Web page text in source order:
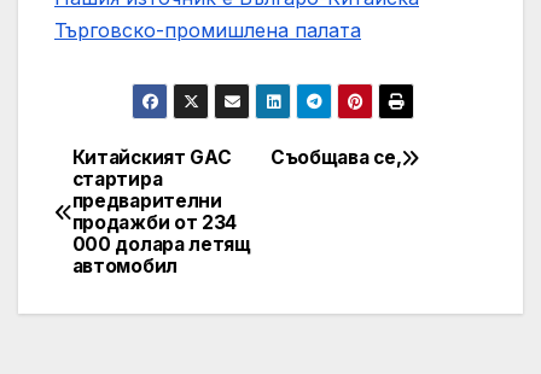
Търговско-промишлена палaта
Post
navigation
Съобщава се,
Китайският GAC
стартира
предварителни
продажби от 234
000 долара летящ
автомобил